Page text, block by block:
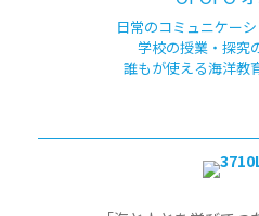
日常のコミュニケー
学校の授業・探究
誰もが使える海洋教